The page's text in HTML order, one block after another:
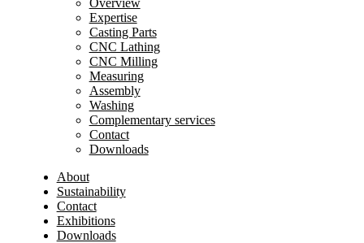
Expertise
Casting Parts
CNC Lathing
CNC Milling
Measuring
Assembly
Washing
Complementary services
Contact
Downloads
About
Sustainability
Contact
Exhibitions
Downloads